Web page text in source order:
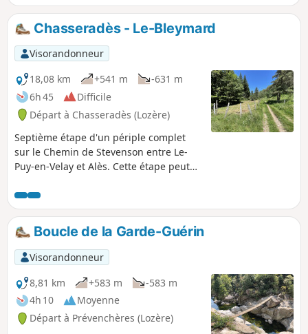
la végétation entre strates calcaires et
schiste cévenol, et retour par un chemin
dominant la rivière Chassezac. Très joli
et pittoresque village de Naves. Tel est
le menu de cette randonnée
spectaculaire qui vous est proposée
autour de l'Ouest des Vans.
Chasseradès - Le-Bleymard
Visorandonneur
18,08 km
+541 m
-631 m
6h 45
Difficile
Départ à Chasseradès (Lozère)
Septième étape d'un périple complet
sur le Chemin de Stevenson entre Le-
Puy-en-Velay et Alès. Cette étape peut
significatifs par rapport au fléchage du
GR®70. Il représente la fin de la partie
correspondant à la traversée du
Gévaudan
Boucle de la Garde-Guérin
Visorandonneur
8,81 km
+583 m
-583 m
4h 10
Moyenne
Départ à Prévenchères (Lozère)